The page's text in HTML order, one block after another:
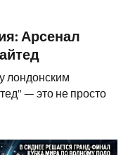
Арсенал
лондонским
— это не просто